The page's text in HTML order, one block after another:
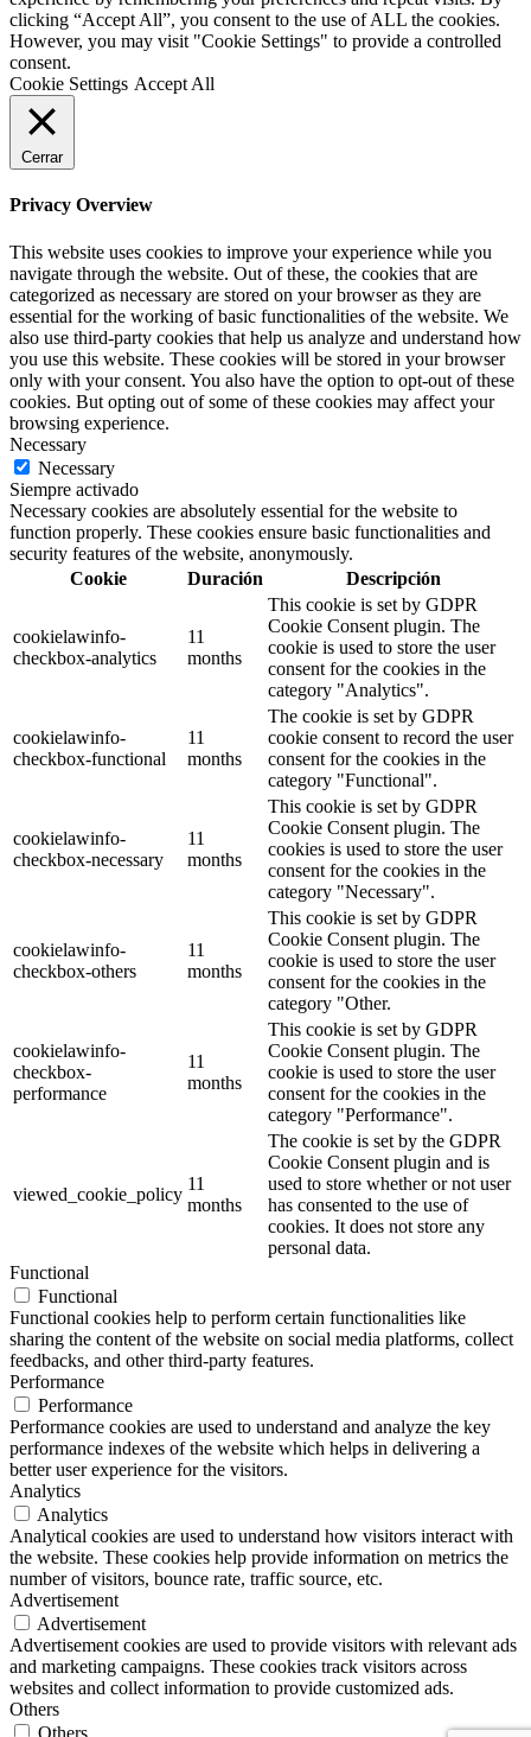
clicking “Accept All”, you consent to the use of ALL the cookies.
However, you may visit "Cookie Settings" to provide a controlled
consent.
Cookie Settings Accept All
Cerrar
Privacy Overview
This website uses cookies to improve your experience while you
navigate through the website. Out of these, the cookies that are
categorized as necessary are stored on your browser as they are
essential for the working of basic functionalities of the website. We
also use third-party cookies that help us analyze and understand how
you use this website. These cookies will be stored in your browser
only with your consent. You also have the option to opt-out of these
cookies. But opting out of some of these cookies may affect your
browsing experience.
Necessary
Necessary
Siempre activado
Necessary cookies are absolutely essential for the website to
function properly. These cookies ensure basic functionalities and
security features of the website, anonymously.
Cookie
Duración Descripción
cookielawinfo-
checkbox-analytics
11
months
This cookie is set by GDPR
Cookie Consent plugin. The
cookie is used to store the user
consent for the cookies in the
category "Analytics".
cookielawinfo-
checkbox-functional
11
months
The cookie is set by GDPR
cookie consent to record the user
consent for the cookies in the
category "Functional".
cookielawinfo-
checkbox-necessary
11
months
This cookie is set by GDPR
Cookie Consent plugin. The
cookies is used to store the user
consent for the cookies in the
category "Necessary".
cookielawinfo-
checkbox-others
11
months
This cookie is set by GDPR
Cookie Consent plugin. The
cookie is used to store the user
consent for the cookies in the
category "Other.
cookielawinfo-
checkbox-
performance
11
months
This cookie is set by GDPR
Cookie Consent plugin. The
cookie is used to store the user
consent for the cookies in the
category "Performance".
viewed_cookie_policy
11
months
The cookie is set by the GDPR
Cookie Consent plugin and is
used to store whether or not user
has consented to the use of
cookies. It does not store any
personal data.
Functional
Functional
Functional cookies help to perform certain functionalities like
sharing the content of the website on social media platforms, collect
feedbacks, and other third-party features.
Performance
Performance
Performance cookies are used to understand and analyze the key
performance indexes of the website which helps in delivering a
better user experience for the visitors.
Analytics
Analytics
Analytical cookies are used to understand how visitors interact with
the website. These cookies help provide information on metrics the
number of visitors, bounce rate, traffic source, etc.
Advertisement
Advertisement
Advertisement cookies are used to provide visitors with relevant ads
and marketing campaigns. These cookies track visitors across
websites and collect information to provide customized ads.
Others
Others